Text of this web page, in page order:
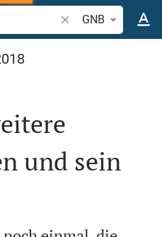
Bibelstelle oder
GNB
und sein